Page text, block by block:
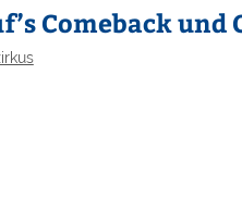
Comeback und